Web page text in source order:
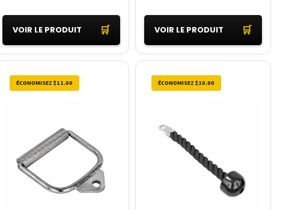
VOIR LE PRODUIT 🛒 VOIR LE PRODUIT 🛒
ÉCONOMISEZ $11.00 ÉCONOMISEZ $10.00